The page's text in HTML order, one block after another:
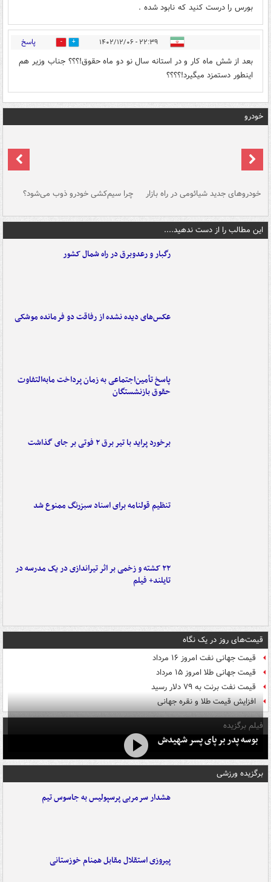
بورس را درست کنید که نابود شده .‌
۲۲:۳۹ - ۱۴۰۲/۱۲/۰۶ 0 پاسخ
بعد از شش ماه كار و در استانه سال نو دو ماه حقوق!؟؟؟ جناب وزير هم
اينطور دستمزد ميگيرد!؟؟؟؟
خودرو
خودروهای جدید شیائومی در راه بازار چرا سیم‌کشی خودرو ذوب می‌شود؟
این مطالب را از دست ندهید....
رگبار و رعدوبرق در راه شمال کشور
عکس‌های دیده نشده از رفاقت دو فرمانده‌ موشکی
پاسخ تأمین‌اجتماعی به زمان پرداخت مابه‌التفاوت
حقوق بازنشستگان
برخورد پراید با تیر برق ۲ فوتی بر جای گذاشت
تنظیم قولنامه برای اسناد سبزرنگ ممنوع شد
۲۲ کشته و زخمی بر اثر تیراندازی در یک مدرسه در
تایلند+ فیلم
قیمت‌های روز در یک نگاه
قیمت جهانی نفت امروز ۱۶ مرداد
قیمت جهانی طلا امروز ۱۵ مرداد
قیمت نفت برنت به ۷۹ دلار رسید
افزایش قیمت طلا و نقره جهانی
فیلم برگزیده
بوسه‌ پدر بر پای پسر شهیدش
برگزیده ورزشی
هشدار سرمربی پرسپولیس به جاسوس تیم
پیروزی استقلال مقابل همنام خوزستانی